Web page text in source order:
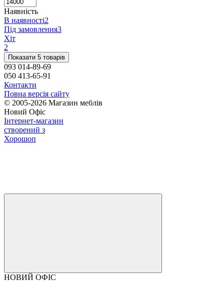
Наявність
В наявності2
Під замовлення3
Хіт
2
Показати 5 товарів
093 014-89-69
050 413-65-91
Контакти
Повна версія сайту
© 2005-2026 Магазин меблів
Новий Офіс
Інтернет-магазин
створений з
Хорошоп
НОВИЙ ОФІС